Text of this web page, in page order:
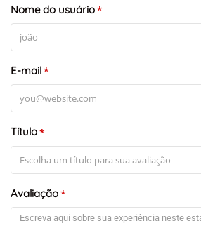
Nome do usuário*
E-mail*
Título*
Avaliação*